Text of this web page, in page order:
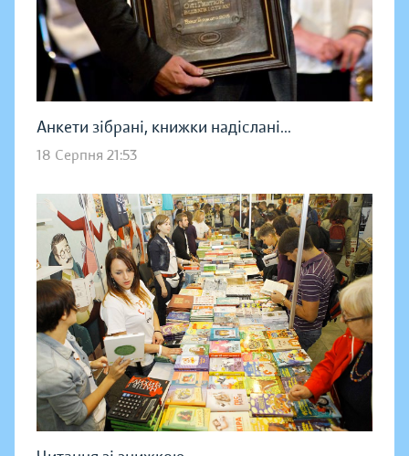
Анкети зібрані, книжки надіслані...
18 Серпня 21:53